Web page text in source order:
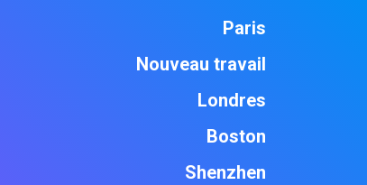
Paris
Nouveau travail
Londres
Boston
Shenzhen